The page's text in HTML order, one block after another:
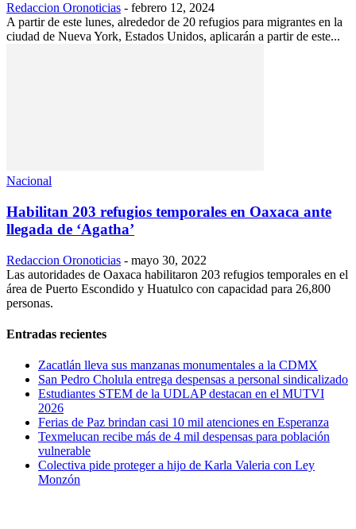
Redaccion Oronoticias - febrero 12, 2024
A partir de este lunes, alrededor de 20 refugios para migrantes en la
ciudad de Nueva York, Estados Unidos, aplicarán a partir de este...
Nacional
Habilitan 203 refugios temporales en Oaxaca ante
llegada de ‘Agatha’
Redaccion Oronoticias - mayo 30, 2022
Las autoridades de Oaxaca habilitaron 203 refugios temporales en el
área de Puerto Escondido y Huatulco con capacidad para 26,800
personas.
Entradas recientes
Zacatlán lleva sus manzanas monumentales a la CDMX
San Pedro Cholula entrega despensas a personal sindicalizado
Estudiantes STEM de la UDLAP destacan en el MUTVI
2026
Ferias de Paz brindan casi 10 mil atenciones en Esperanza
Texmelucan recibe más de 4 mil despensas para población
vulnerable
Colectiva pide proteger a hijo de Karla Valeria con Ley
Monzón